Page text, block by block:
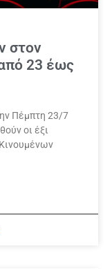
στον
23 έως
Πέμπτη 23/7
οι έξι